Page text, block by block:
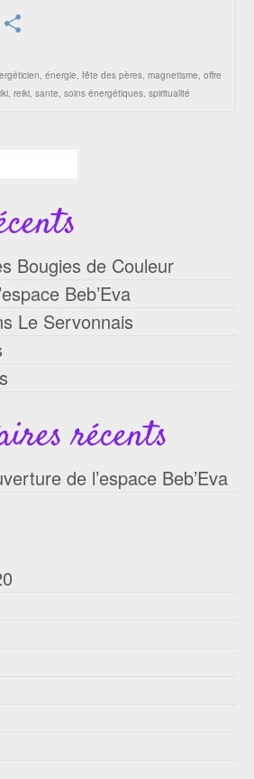
Email
, énergie, fête des pères, magnetisme, offre
, reiki, sante, soins énergétiques, spiritualité
Bougies de Couleur
Beb’Eva
Le Servonnais
récents
de l’espace Beb’Eva